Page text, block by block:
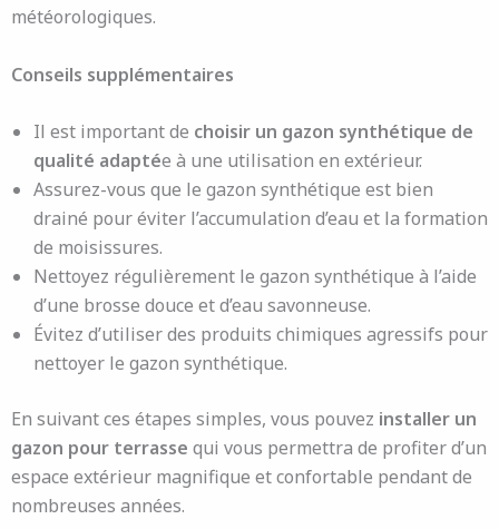
météorologiques.
Conseils supplémentaires
Il est important de choisir un gazon synthétique de
qualité adaptée à une utilisation en extérieur.
Assurez-vous que le gazon synthétique est bien
drainé pour éviter l’accumulation d’eau et la formation
de moisissures.
Nettoyez régulièrement le gazon synthétique à l’aide
d’une brosse douce et d’eau savonneuse.
Évitez d’utiliser des produits chimiques agressifs pour
nettoyer le gazon synthétique.
En suivant ces étapes simples, vous pouvez installer un
gazon pour terrasse qui vous permettra de profiter d’un
espace extérieur magnifique et confortable pendant de
nombreuses années.